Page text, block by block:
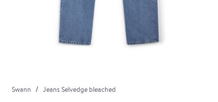
Swann Jeans Selvedge bleached